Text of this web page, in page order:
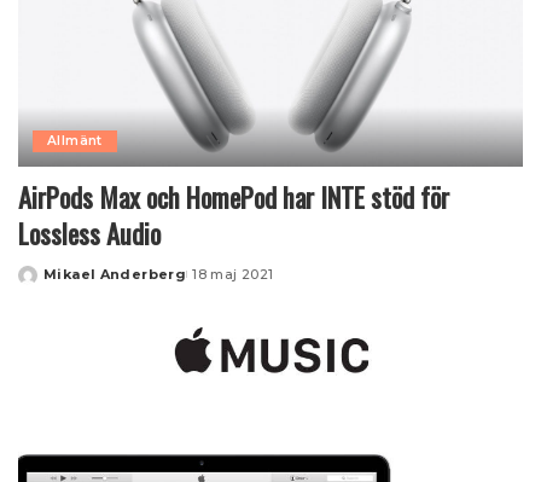
Allmänt
AirPods Max och HomePod har INTE stöd för
Lossless Audio
Posted
Mikael Anderberg 18 maj 2021